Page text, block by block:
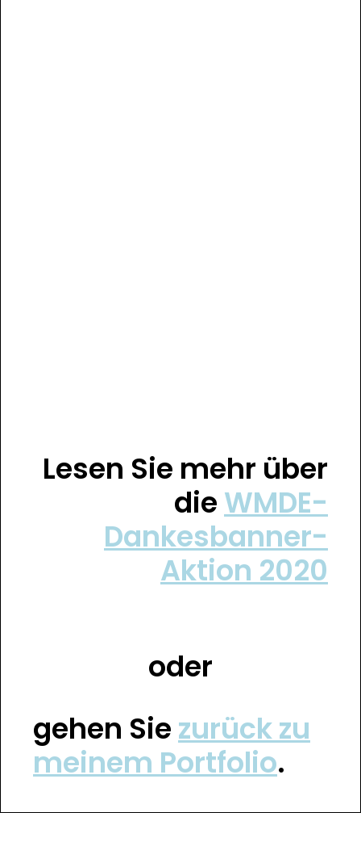
Lesen Sie mehr über
die WMDE-
Dankesbanner-
Aktion 2020
oder
gehen Sie zurück zu
meinem Portfolio.